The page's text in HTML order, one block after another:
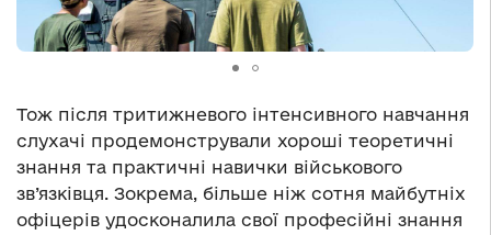
Тож після тритижневого інтенсивного навчання
слухачі продемонстрували хороші теоретичні
знання та практичні навички військового
зв’язківця. Зокрема, більше ніж сотня майбутніх
офіцерів удосконалила свої професійні знання